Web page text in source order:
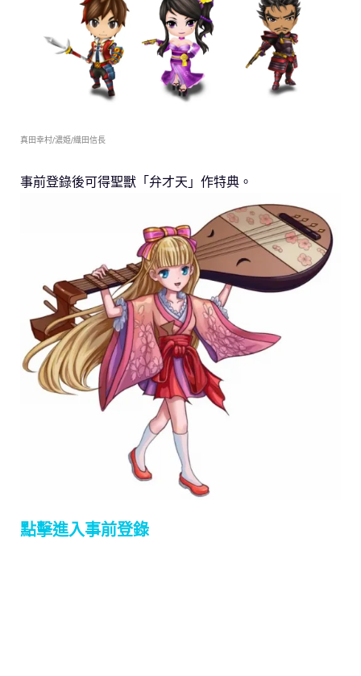
真田幸村/濃姫/織田信長
事前登錄後可得聖獸「弁才天」作特典。
點擊進入事前登錄